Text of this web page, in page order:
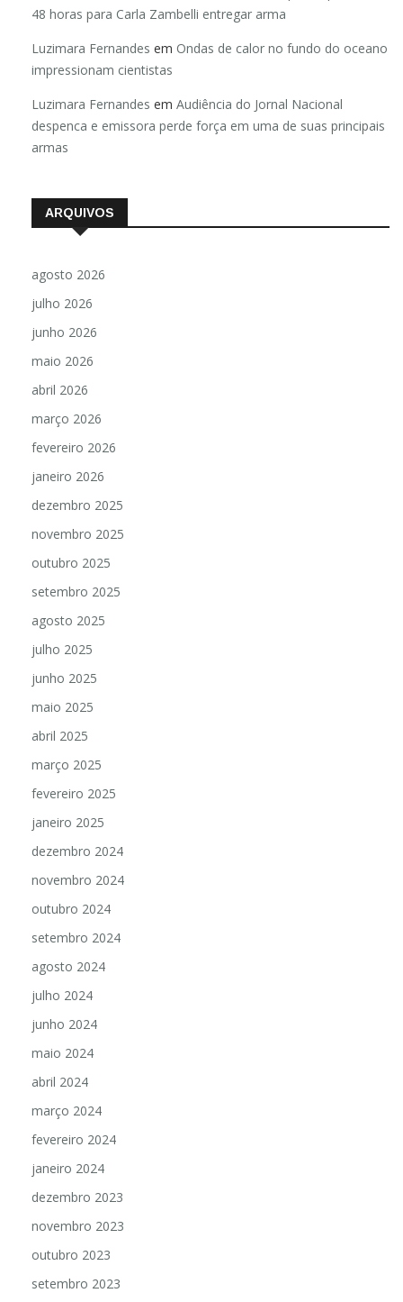
48 horas para Carla Zambelli entregar arma
Luzimara Fernandes em Ondas de calor no fundo do oceano
impressionam cientistas
Luzimara Fernandes em Audiência do Jornal Nacional
despenca e emissora perde força em uma de suas principais
armas
ARQUIVOS
agosto 2026
julho 2026
junho 2026
maio 2026
abril 2026
março 2026
fevereiro 2026
janeiro 2026
dezembro 2025
novembro 2025
outubro 2025
setembro 2025
agosto 2025
julho 2025
junho 2025
maio 2025
abril 2025
março 2025
fevereiro 2025
janeiro 2025
dezembro 2024
novembro 2024
outubro 2024
setembro 2024
agosto 2024
julho 2024
junho 2024
maio 2024
abril 2024
março 2024
fevereiro 2024
janeiro 2024
dezembro 2023
novembro 2023
outubro 2023
setembro 2023